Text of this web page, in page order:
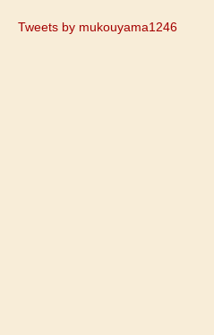
Tweets by mukouyama1246